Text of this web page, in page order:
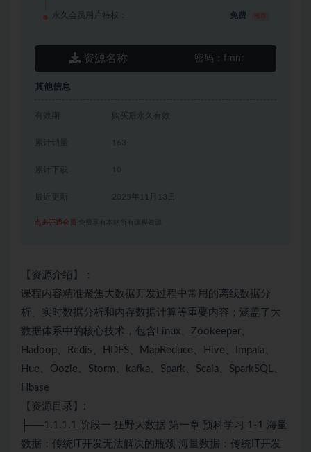
永久会员用户特权： 免费
资源名称 密码： fmnr
其他信息
有效期 购买后永久有效
累计销量 163
累计下载 10
2025年11月13日
点击开通会员 免费享有本站所有课程资源
【资源介绍】：
课程内容精准聚焦大数据开发过程中常用的离线数据分
析、实时数据分析和内存数据计算等重要内容；涵盖了大
数据体系中的核心技术，包含Linux、Zookeeper、
Hadoop、Redis、HDFS、MapReduce、Hive、Impala、
Hue、Oozie、Storm、kafka、Spark、Scala、SparkSQL、
Hbase
【资源目录】:
├──1.1.1.1 阶段一 狂野大数据 第一章 预科学习 1-1 海量
数据：传统IT开发无法解决的瓶颈 海量数据：传统IT开发